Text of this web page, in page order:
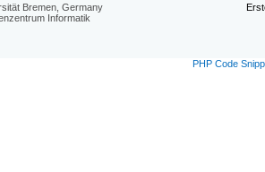
Bremen, Germany
Informatik
PHP Code